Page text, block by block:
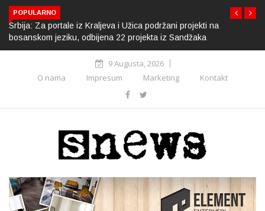
POPULARNO
Srbija: Za portale iz Kraljeva i Užica podržani projekti na
bosanskom jeziku, odbijena 22 projekta iz Sandžaka
9 Augusta, 2026
O nama
Impresum Marketing Kontakt